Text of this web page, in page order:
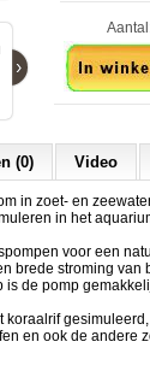
›
(0) Video
in zoet- en
in het
voor een
brede stroming
de pomp
en ook de andere